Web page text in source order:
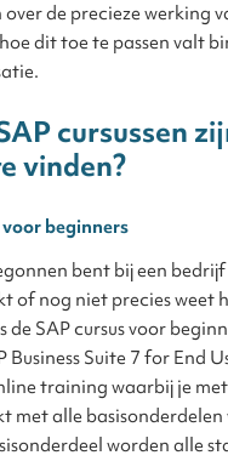
de precieze werking
dit toe te passen valt
cursussen
vinden?
beginners
bent bij een
of nog niet precies weet
de SAP cursus voor
Business Suite 7 for End
training waarbij je
met alle basisonderdelen
worden alle